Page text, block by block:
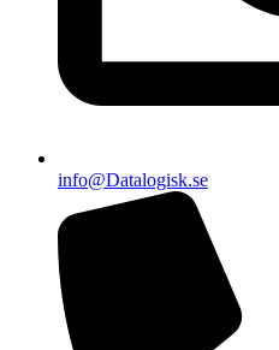
info@Datalogisk.se